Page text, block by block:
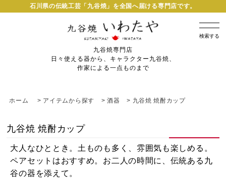
石川県の伝統工芸「九谷焼」を全国へ届ける専門店です。
検索する
九谷焼専門店
日々使える器から、キャラクター九谷焼、
作家による一点ものまで
ホーム > アイテムから探す >酒器 > 九谷焼 焼酎カップ
九谷焼 焼酎カップ
大人なひととき。土ものも多く、雰囲気も楽しめる。
ペアセットはおすすめ。お二人の時間に、伝統ある九
谷の器を添えて。